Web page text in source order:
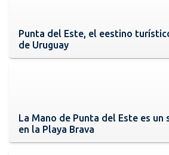
Punta del Este, el eestino
de Uruguay
La Mano de Punta del Este es un
en la Playa Brava